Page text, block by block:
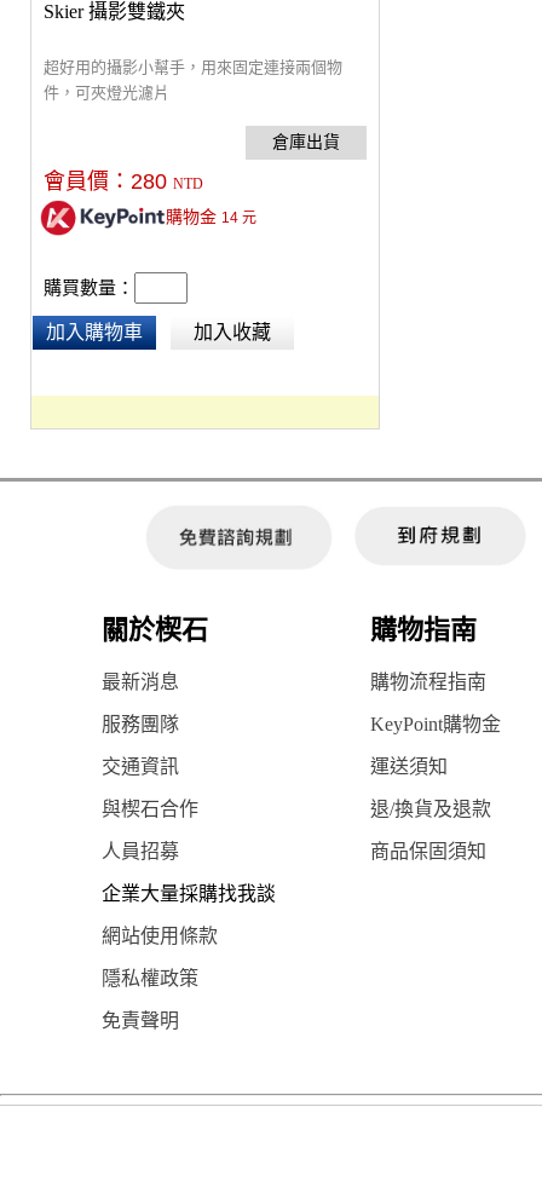
Skier 攝影雙鐵夾
超好用的攝影小幫手，用來固定連接兩個物
件，可夾燈光濾片
會員價： 280 NTD
購物金 14元
購買數量：
加入購物車 加入收藏
關於楔石 購物指南
最新消息 購物流程指南
服務團隊 KeyPoint購物金
交通資訊 運送須知
與楔石合作 退/換貨及退款
人員招募 商品保固須知
企業大量採購找我談
網站使用條款
隱私權政策
免責聲明